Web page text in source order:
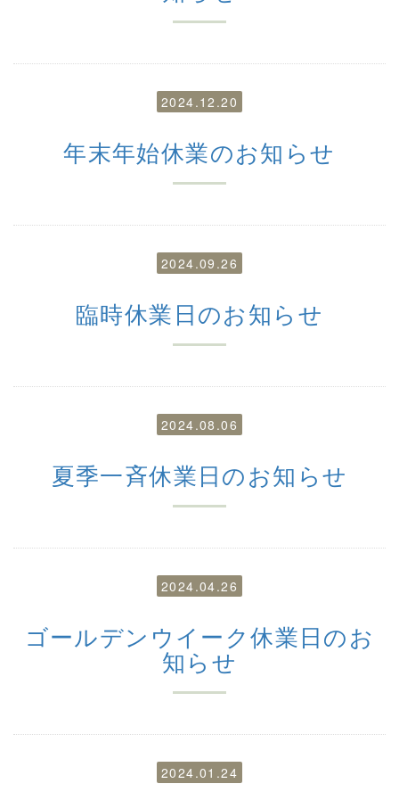
2024.12.20
年末年始休業のお知らせ
2024.09.26
臨時休業日のお知らせ
2024.08.06
夏季一斉休業日のお知らせ
2024.04.26
ゴールデンウイーク休業日のお
知らせ
2024.01.24